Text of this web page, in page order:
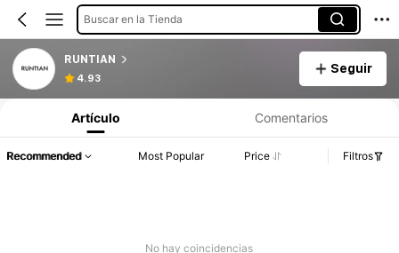
Buscar en la Tienda
RUNTIAN
4.93
Seguir
Artículo Comentarios
Recommended Most Popular Price Filtros
No hay coincidencias